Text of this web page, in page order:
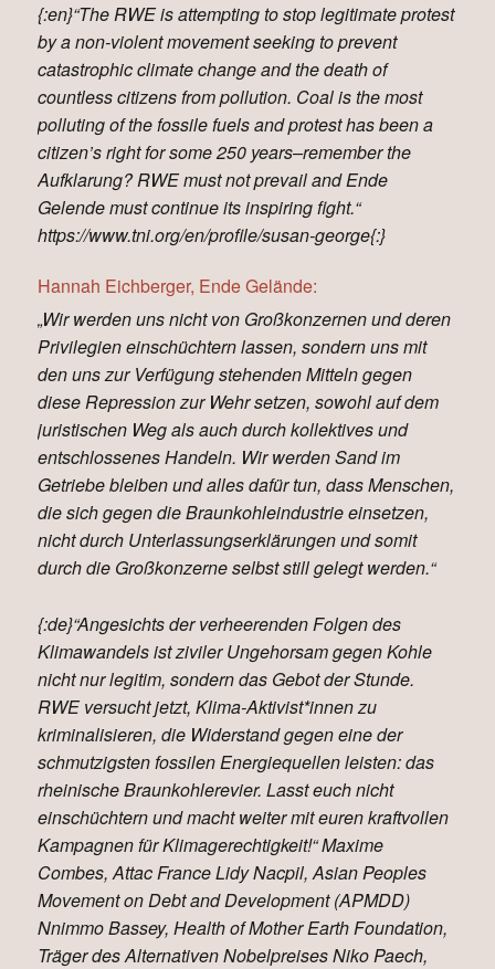
{:en}“The RWE is attempting to stop legitimate protest
by a non-violent movement seeking to prevent
catastrophic climate change and the death of
countless citizens from pollution. Coal is the most
polluting of the fossile fuels and protest has been a
citizen’s right for some 250 years–remember the
Aufklarung? RWE must not prevail and Ende
Gelende must continue its inspiring fight.“
https://www.tni.org/en/profile/susan-george{:}
Hannah Eichberger, Ende Gelände:
„Wir werden uns nicht von Großkonzernen und deren
Privilegien einschüchtern lassen, sondern uns mit
den uns zur Verfügung stehenden Mitteln gegen
diese Repression zur Wehr setzen, sowohl auf dem
juristischen Weg als auch durch kollektives und
entschlossenes Handeln. Wir werden Sand im
Getriebe bleiben und alles dafür tun, dass Menschen,
die sich gegen die Braunkohleindustrie einsetzen,
nicht durch Unterlassungserklärungen und somit
durch die Großkonzerne selbst still gelegt werden.“
{:de}“Angesichts der verheerenden Folgen des
Klimawandels ist ziviler Ungehorsam gegen Kohle
nicht nur legitim, sondern das Gebot der Stunde.
RWE versucht jetzt, Klima-Aktivist*innen zu
kriminalisieren, die Widerstand gegen eine der
schmutzigsten fossilen Energiequellen leisten: das
rheinische Braunkohlerevier. Lasst euch nicht
einschüchtern und macht weiter mit euren kraftvollen
Kampagnen für Klimagerechtigkeit!“ Maxime
Combes, Attac France Lidy Nacpil, Asian Peoples
Movement on Debt and Development (APMDD)
Nnimmo Bassey, Health of Mother Earth Foundation,
Träger des Alternativen Nobelpreises Niko Paech,